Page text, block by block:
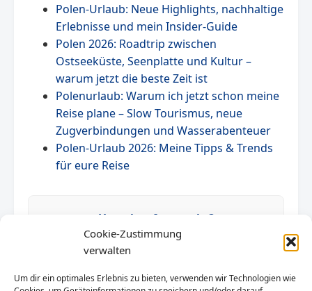
Cookie-Zustimmung
verwalten
Um dir ein optimales Erlebnis zu bieten, verwenden wir Technologien wie
Polen-Urlaub: Neue Highlights, nachhaltige
Erlebnisse und mein Insider-Guide
Polen 2026: Roadtrip zwischen
Ostseeküste, Seenplatte und Kultur –
warum jetzt die beste Zeit ist
Polenurlaub: Warum ich jetzt schon meine
Reise plane – Slow Tourismus, neue
Zugverbindungen und Wasserabenteuer
Polen-Urlaub 2026: Meine Tipps & Trends
für eure Reise
Unterkunft gesucht?
Finden Sie die besten Ferienhäuser.
Jetzt suchen